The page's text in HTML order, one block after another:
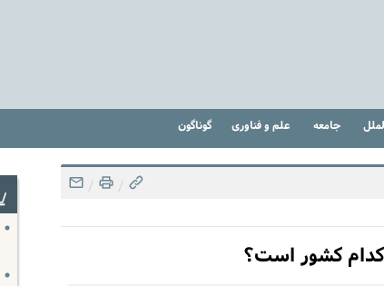
جامعه علم و فناوری گوناگون
/
/
کدام کشور است؟